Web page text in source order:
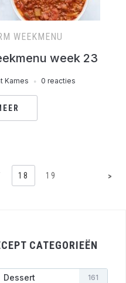
WEEKMENU
week 23
Kames 0 reacties
18 19 >
CATEGORIEËN
Dessert 161